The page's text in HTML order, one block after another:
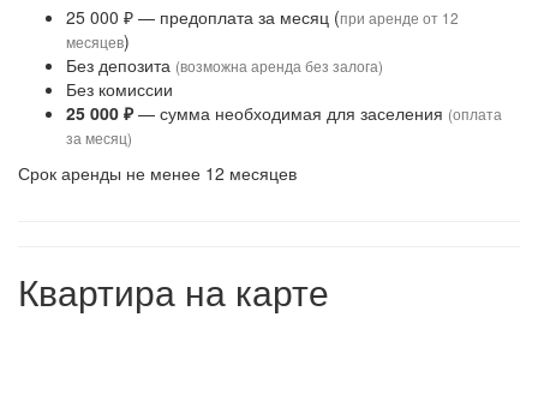
25 000 ₽ — предоплата за месяц (при аренде от 12
месяцев)
Без депозита (возможна аренда без залога)
Без комиссии
25 000 ₽— сумма необходимая для заселения (оплата
за месяц)
Срок аренды не менее 12 месяцев
Квартира на карте